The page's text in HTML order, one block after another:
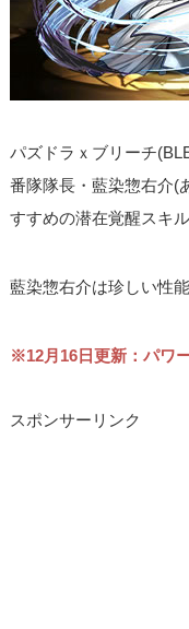
パズドラｘブリーチ
番隊隊長・藍染惣右介(
すすめの潜在覚醒スキ
藍染惣右介は珍しい性
※12月16日更新：パワ
スポンサーリンク